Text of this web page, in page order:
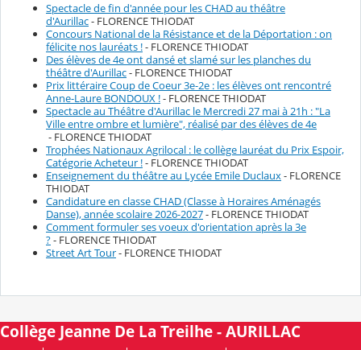
Spectacle de fin d'année pour les CHAD au théâtre
d'Aurillac- FLORENCE THIODAT
Concours National de la Résistance et de la Déportation : on
félicite nos lauréats !- FLORENCE THIODAT
Des élèves de 4e ont dansé et slamé sur les planches du
théâtre d'Aurillac- FLORENCE THIODAT
Prix littéraire Coup de Coeur 3e-2e : les élèves ont rencontré
Anne-Laure BONDOUX !- FLORENCE THIODAT
Spectacle au Théâtre d'Aurillac le Mercredi 27 mai à 21h : "La
Ville entre ombre et lumière", réalisé par des élèves de 4e
- FLORENCE THIODAT
Trophées Nationaux Agrilocal : le collège lauréat du Prix Espoir,
Catégorie Acheteur !- FLORENCE THIODAT
Enseignement du théâtre au Lycée Emile Duclaux- FLORENCE
THIODAT
Candidature en classe CHAD (Classe à Horaires Aménagés
Danse), année scolaire 2026-2027- FLORENCE THIODAT
Comment formuler ses voeux d'orientation après la 3e
?- FLORENCE THIODAT
Street Art Tour- FLORENCE THIODAT
Collège Jeanne De La Treilhe - AURILLAC